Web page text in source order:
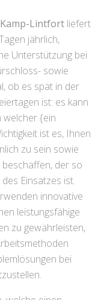
Lintfort liefert
jährlich,
Unterstützung bei
sowie
ob es spät in der
ist: es kann
welcher {ein
ist es, Ihnen
zu sein sowie
der so
Einsatzes ist.
innovative
leistungsfähige
zu gewährleisten,
bei